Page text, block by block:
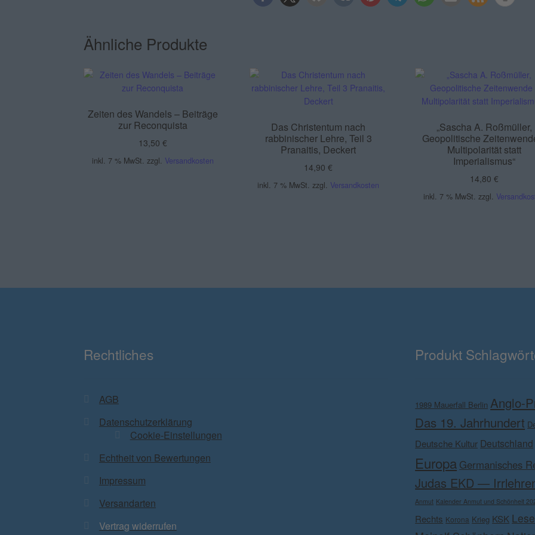
Ähnliche Produkte
Zeiten des Wandels – Beiträge
zur Reconquista
13,50 €
inkl. 7 % MwSt. zzgl. Versandkosten
Das Christentum nach
rabbinischer Lehre, Teil 3
Pranaitis, Deckert
14,90€
inkl. 7 % MwSt. zzgl. Versandkosten
„Sascha A. Roßmüller,
Geopolitische
Multipolarität statt
Imperialismus“
14,80 €
inkl. 7 % MwSt. zzgl.
Rechtliches
AGB
Datenschutzerklärung
Cookie-Einstellungen
Echtheit von Bewertungen
Impressum
Versandarten
Vertrag widerrufen
Produkt
1989 Mauerfall Berlin Anglo-
Das 19. Jahrhundert
Deutsche Kultur Deutschland
Europa Germanisches
Judas EKD —
Anmut Kalender Anmut und Schönheit
Rechts Korona Krieg KSK